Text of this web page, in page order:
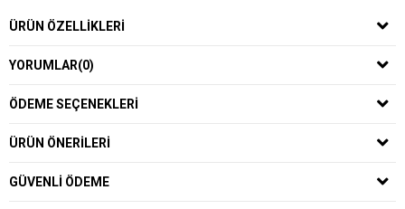
ÜRÜN ÖZELLIKLERI
YORUMLAR(0)
ÖDEME SEÇENEKLERI
ÜRÜN ÖNERILERI
GÜVENLI ÖDEME